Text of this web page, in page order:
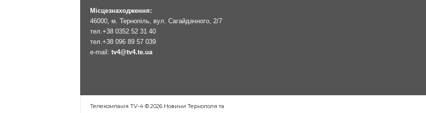
Місцезнаходження:
46000, м. Тернопіль, вул. Сагайдачного, 2/7
тел. +38 0352 52 31 40
тел. +38 096 89 57 039
e-mail: tv4@tv4.te.ua
Телекомпанія TV-4 © 2026 Новини Тернополя та